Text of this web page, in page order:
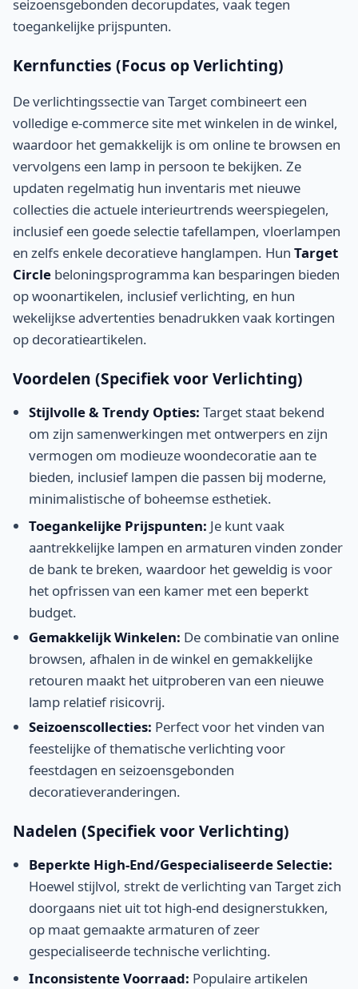
seizoensgebonden decorupdates, vaak tegen
toegankelijke prijspunten.
Kernfuncties (Focus op Verlichting)
De verlichtingssectie van Target combineert een
volledige e-commerce site met winkelen in de winkel,
waardoor het gemakkelijk is om online te browsen en
vervolgens een lamp in persoon te bekijken. Ze
updaten regelmatig hun inventaris met nieuwe
collecties die actuele interieurtrends weerspiegelen,
inclusief een goede selectie tafellampen, vloerlampen
en zelfs enkele decoratieve hanglampen. Hun Target
Circle beloningsprogramma kan besparingen bieden
op woonartikelen, inclusief verlichting, en hun
wekelijkse advertenties benadrukken vaak kortingen
op decoratieartikelen.
Voordelen (Specifiek voor Verlichting)
Stijlvolle & Trendy Opties: Target staat bekend
om zijn samenwerkingen met ontwerpers en zijn
vermogen om modieuze woondecoratie aan te
bieden, inclusief lampen die passen bij moderne,
minimalistische of boheemse esthetiek.
Toegankelijke Prijspunten: Je kunt vaak
aantrekkelijke lampen en armaturen vinden zonder
de bank te breken, waardoor het geweldig is voor
het opfrissen van een kamer met een beperkt
budget.
Gemakkelijk Winkelen: De combinatie van online
browsen, afhalen in de winkel en gemakkelijke
retouren maakt het uitproberen van een nieuwe
lamp relatief risicovrij.
Seizoenscollecties: Perfect voor het vinden van
feestelijke of thematische verlichting voor
feestdagen en seizoensgebonden
decoratieveranderingen.
Nadelen (Specifiek voor Verlichting)
Beperkte High-End/Gespecialiseerde Selectie:
Hoewel stijlvol, strekt de verlichting van Target zich
doorgaans niet uit tot high-end designerstukken,
op maat gemaakte armaturen of zeer
gespecialiseerde technische verlichting.
Inconsistente Voorraad: Populaire artikelen